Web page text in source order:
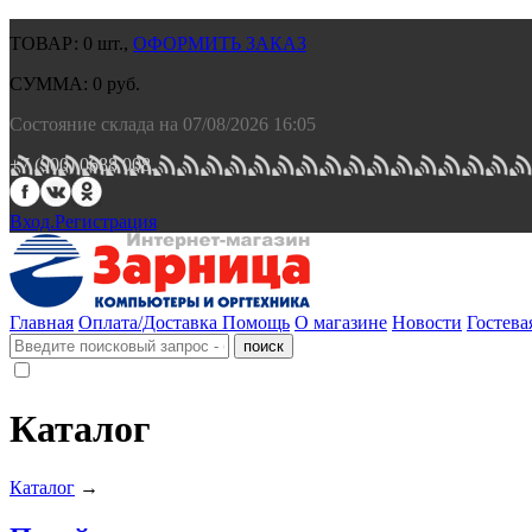
ТОВАР: 0 шт., ОФОРМИТЬ ЗАКАЗ
СУММА: 0 руб.
Состояние склада на 07/08/2026 16:05
+7 (900) 0688 008.
Вход.Регистрация
Главная Оплата/Доставка Помощь О магазине Новости
Каталог
Каталог →